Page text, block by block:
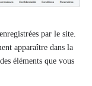
par le site.
apparaître dans la
éléments que vous